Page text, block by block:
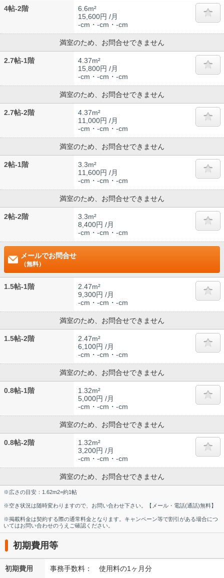
4帖-2階
6.6m²
15,600円 /月
-cm・-cm・-cm
満室のため、お問合せできません
2.7帖-1階
4.37m²
15,800円 /月
-cm・-cm・-cm
満室のため、お問合せできません
2.7帖-2階
4.37m²
11,000円 /月
-cm・-cm・-cm
満室のため、お問合せできません
2帖-1階
3.3m²
11,600円 /月
-cm・-cm・-cm
満室のため、お問合せできません
2帖-2階
3.3m²
8,400円 /月
-cm・-cm・-cm
メールでお問合せ
（無料）
1.5帖-1階
2.47m²
9,300円 /月
-cm・-cm・-cm
満室のため、お問合せできません
1.5帖-2階
2.47m²
6,100円 /月
-cm・-cm・-cm
満室のため、お問合せできません
0.8帖-1階
1.32m²
5,000円 /月
-cm・-cm・-cm
満室のため、お問合せできません
0.8帖-2階
1.32m²
3,200円 /月
-cm・-cm・-cm
満室のため、お問合せできません
※広さの目安：1.62m2=約1帖
※空き状況は随時変わりますので、お問い合わせ下さい。【メール・電話(通話)無料】
※掲載料金は契約する際の通常料金となります。キャンペーン等で割引がある場合につ
いてはお問い合わせのうえご確認ください。
初期費用等
初期費用 事務手数料： 使用料の1ヶ月分